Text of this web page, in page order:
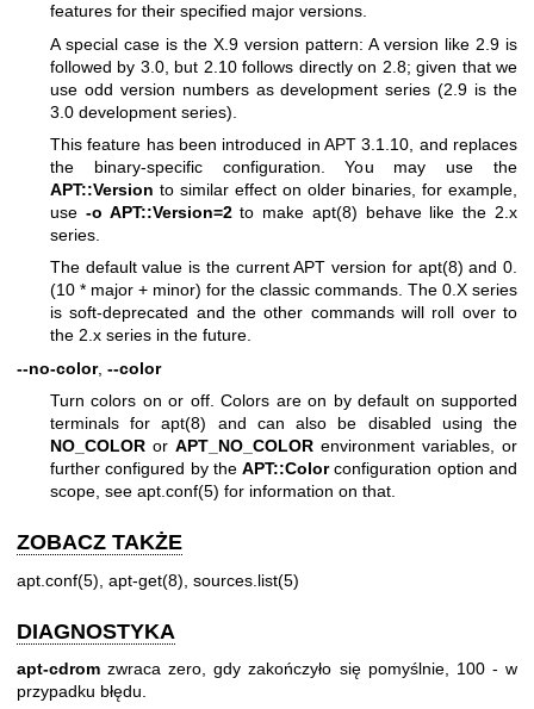
features for their specified major versions.
A special case is the X.9 version pattern: A version like 2.9 is
followed by 3.0, but 2.10 follows directly on 2.8; given that we
use odd version numbers as development series (2.9 is the
3.0 development series).
This feature has been introduced in APT 3.1.10, and replaces
the binary-specific configuration. You may use the
APT::Version to similar effect on older binaries, for example,
use -o APT::Version=2to make apt(8) behave like the 2.x
series.
The default value is the current APT version for apt(8) and 0.
(10 * major + minor) for the classic commands. The 0.X series
is soft-deprecated and the other commands will roll over to
the 2.x series in the future.
--no-color, --color
Turn colors on or off. Colors are on by default on supported
terminals forapt(8) and can also be disabled using the
NO_COLOR or APT_NO_COLOR environment variables, or
further configured by theAPT::Colorconfiguration option and
scope, see apt.conf(5) for information on that.
ZOBACZ TAKŻE
apt.conf(5) apt-get(8) sources.list(5)
DIAGNOSTYKA
apt-cdrom zwraca zero, gdy zakończyło się pomyślnie, 100 - w
przypadku błędu.